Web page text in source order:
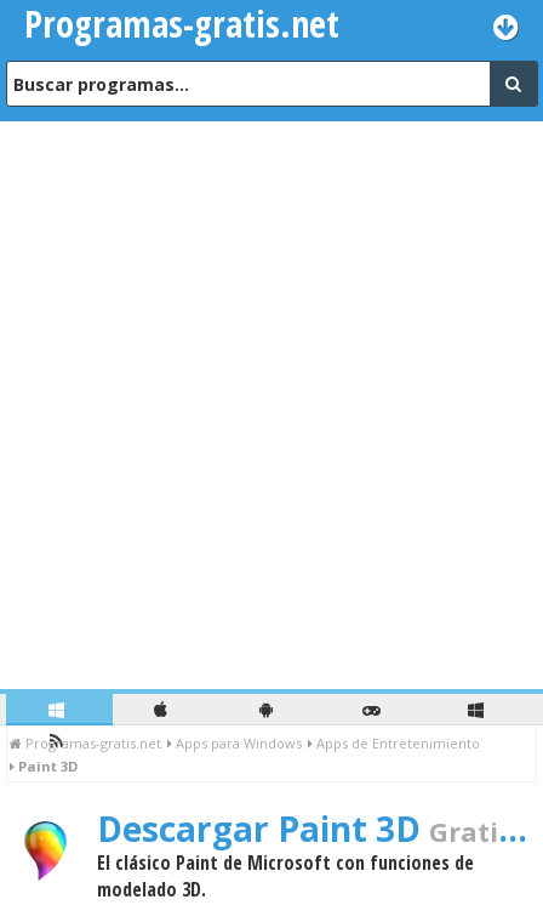
Programas-gratis.net
Programas-gratis.net Apps para Windows
Apps de Entretenimiento
Paint 3D
Descargar Paint 3D Gratis Para PC
El clásico Paint de Microsoft con funciones de
modelado 3D.